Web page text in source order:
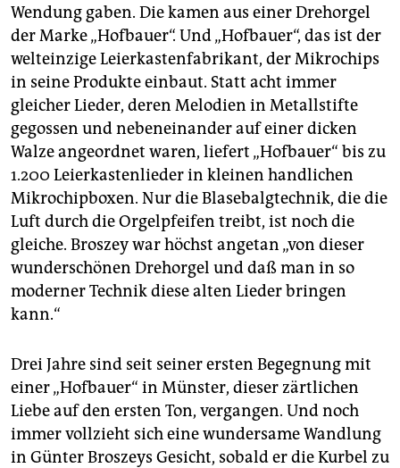
wahrheit
verlag
verlag
veranstaltungen
shop
fragen & hilfe
unterstützen
abo
genossenschaft
Wendung gaben. Die kamen aus einer Drehorgel
der Marke „Hofbauer“. Und „Hofbauer“, das ist der
welteinzige Leierkastenfabrikant, der Mikrochips
in seine Produkte einbaut. Statt acht immer
gleicher Lieder, deren Melodien in Metallstifte
gegossen und nebeneinander auf einer dicken
Walze angeordnet waren, liefert „Hofbauer“ bis zu
1.200 Leierkastenlieder in kleinen handlichen
Mikrochipboxen. Nur die Blasebalgtechnik, die die
Luft durch die Orgelpfeifen treibt, ist noch die
gleiche. Broszey war höchst angetan „von dieser
wunderschönen Drehorgel und daß man in so
moderner Technik diese alten Lieder bringen
kann.“
Drei Jahre sind seit seiner ersten Begegnung mit
einer „Hofbauer“ in Münster, dieser zärtlichen
Liebe auf den ersten Ton, vergangen. Und noch
immer vollzieht sich eine wundersame Wandlung
in Günter Broszeys Gesicht, sobald er die Kurbel zu